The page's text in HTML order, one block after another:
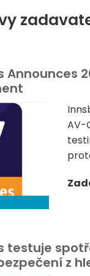
AV-
testuje
z